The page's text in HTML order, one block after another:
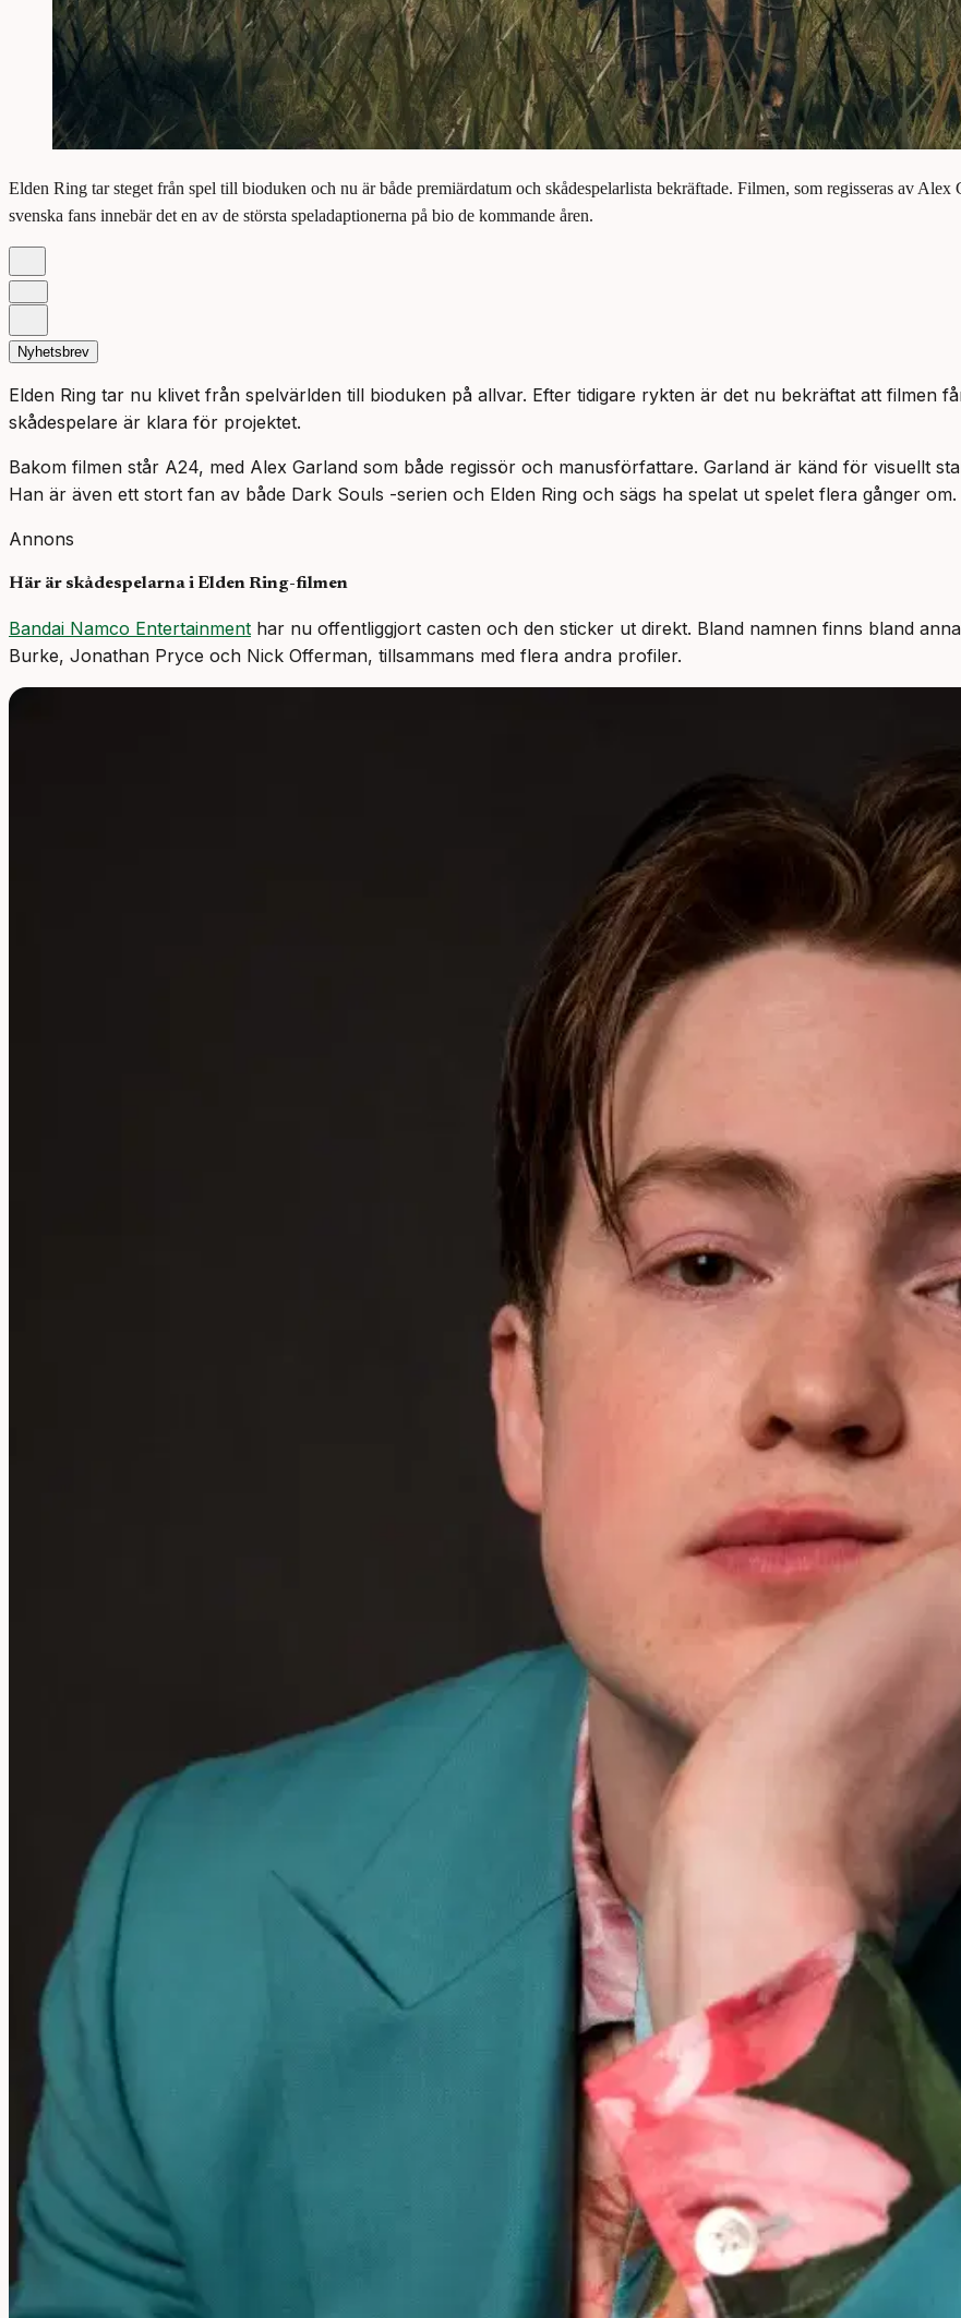
Elden Ring tar steget från spel till bioduken och nu är både premiärdatum och skådespelarlista bekräftade. Filmen, som regisseras av
svenska fans innebär det en av de största speladaptionerna på bio de kommande åren.
Nyhetsbrev
Elden Ring tar nu klivet från spelvärlden till bioduken på allvar. Efter tidigare rykten är det nu bekräftat att filmen
skådespelare är klara för projektet.
Bakom filmen står A24, med Alex Garland som både regissör och manusförfattare. Garland är känd för visuellt
Han är även ett stort fan av både Dark Souls -serien och Elden Ring och sägs ha spelat ut spelet flera gånger om.
Annons
Här är skådespelarna i Elden Ring-filmen
Bandai Namco Entertainment har nu offentliggjort casten och den sticker ut direkt. Bland namnen finns bland
Burke, Jonathan Pryce och Nick Offerman, tillsammans med flera andra profiler.